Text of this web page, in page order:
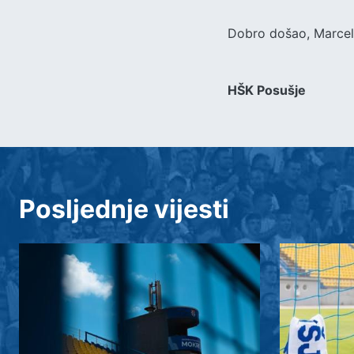
Dobro došao,
HŠK Posušje
Posljednje vijesti